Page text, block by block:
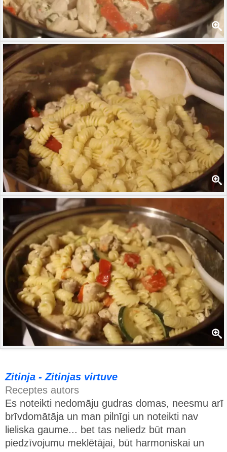
Zitinja - Zitinjas virtuve
Receptes autors
Es noteikti nedomāju gudras domas, neesmu arī
brīvdomātāja un man pilnīgi un noteikti nav
lieliska gaume... bet tas neliedz būt man
piedzīvojumu meklētājai, būt harmoniskai un